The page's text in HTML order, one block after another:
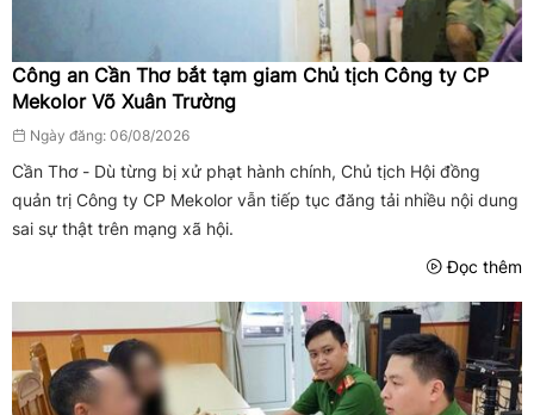
Công an Cần Thơ bắt tạm giam Chủ tịch Công ty CP
Mekolor Võ Xuân Trường
Ngày đăng: 06/08/2026
Cần Thơ - Dù từng bị xử phạt hành chính, Chủ tịch Hội đồng
quản trị Công ty CP Mekolor vẫn tiếp tục đăng tải nhiều nội dung
sai sự thật trên mạng xã hội.
Đọc thêm